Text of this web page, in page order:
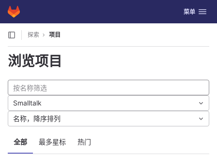
Skip to content
GitLab 切换导航
菜单
探索 项目
浏览项目
全部 最多星标 热门
Smalltalk
名称，降序排列